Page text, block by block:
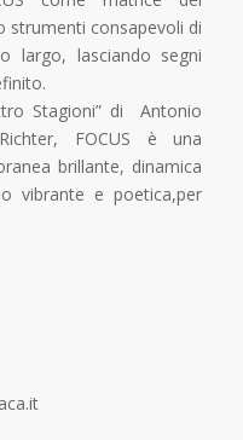
strumenti consapevoli di
largo, lasciando segni
Stagioni” di Antonio
FOCUS è una
brillante, dinamica
vibrante e poetica,per